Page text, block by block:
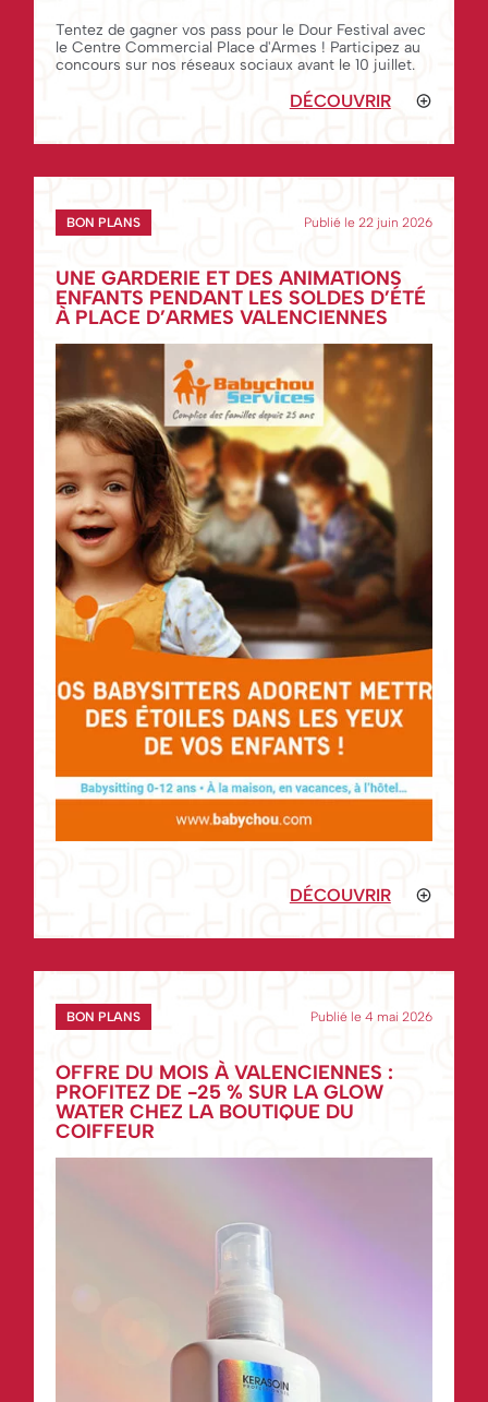
Tentez de gagner vos pass pour le Dour Festival avec
le Centre Commercial Place d'Armes ! Participez au
concours sur nos réseaux sociaux avant le 10 juillet.
DÉCOUVRIR
BON PLANS Publié le 22 juin 2026
UNE GARDERIE ET DES ANIMATIONS
ENFANTS PENDANT LES SOLDES D’ÉTÉ
À PLACE D’ARMES VALENCIENNES
DÉCOUVRIR
BON PLANS Publié le 4 mai 2026
OFFRE DU MOIS À VALENCIENNES :
PROFITEZ DE -25 % SUR LA GLOW
WATER CHEZ LA BOUTIQUE DU
COIFFEUR